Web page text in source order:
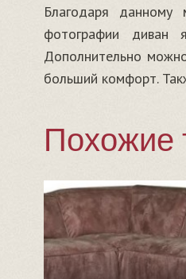
Благодаря
данному
фотографии
диван
Дополнительно
больший комфорт.
Похожие